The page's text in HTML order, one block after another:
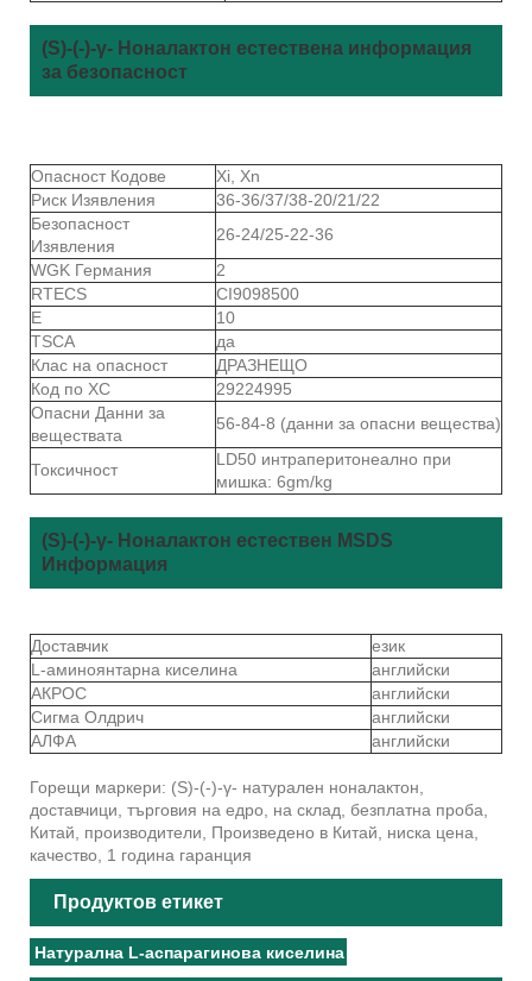
(S)-(-)-γ- Ноналактон естествена информация
за безопасност
Опасност Кодове
Xi, Xn
Риск Изявления
36-36/37/38-20/21/22
Безопасност
Изявления
26-24/25-22-36
WGK Германия
2
RTECS
CI9098500
Е
10
TSCA
да
Клас на опасност
ДРАЗНЕЩО
Код по ХС
29224995
Опасни Данни за
веществата
56-84-8 (данни за опасни вещества)
Токсичност
LD50 интраперитонеално при
мишка: 6gm/kg
(S)-(-)-γ- Ноналактон естествен MSDS
Информация
Доставчик
език
L-аминоянтарна киселина
английски
АКРОС
английски
Сигма Олдрич
английски
АЛФА
английски
Горещи маркери: (S)-(-)-γ- натурален ноналактон,
доставчици, търговия на едро, на склад, безплатна проба,
Китай, производители, Произведено в Китай, ниска цена,
качество, 1 година гаранция
Продуктов етикет
Натурална L-аспарагинова киселина